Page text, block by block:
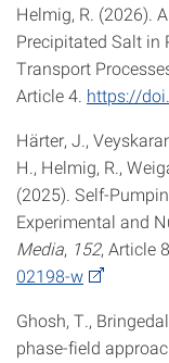
Helmig, R. (2026).
Precipitated Salt in
Transport
Article 4. https://
Härter, J.,
H., Helmig, R.,
(2025). Self-
Experimental and
Media, 152, Article 8.
02198-w
Ghosh, T.,
phase-field